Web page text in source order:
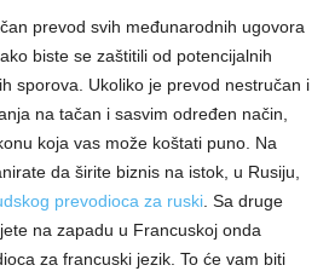
prevod svih međunarodnih ugovora
biste se zaštitili od potencijalnih
sporova. Ukoliko je prevod nestručan i
na tačan i sasvim određen način,
koja vas može koštati puno. Na
da širite biznis na istok, u Rusiju,
prevodioca za ruski. Sa druge
na zapadu u Francuskoj onda
za francuski jezik. To će vam biti